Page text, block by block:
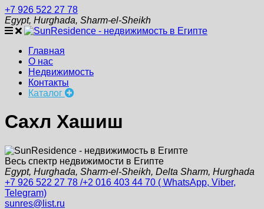
+7 926 522 27 78
Egypt, Hurghada, Sharm-el-Sheikh
Главная
О нас
Недвижимость
Контакты
Каталог
Сахл Хашиш
Весь спектр недвижимости в Египте
Egypt, Hurghada, Sharm-el-Sheikh, Delta Sharm, Hurghada
+7 926 522 27 78 /+2 016 403 44 70 ( WhatsApp, Viber,
Telegram)
sunres@list.ru